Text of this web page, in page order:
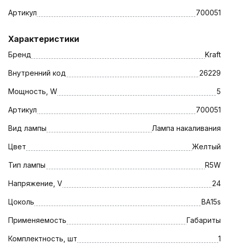
Артикул 700051
Характеристики
Бренд Kraft
Внутренний код 26229
Мощность, W 5
Артикул 700051
Вид лампы Лампа накаливания
Цвет Желтый
Тип лампы R5W
Напряжение, V 24
Цоколь BA15s
Применяемость Габариты
Комплектность, шт 1